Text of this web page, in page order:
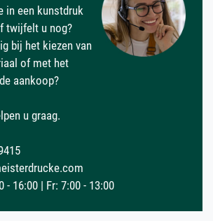
in een kunstdruk
twijfelt u nog?
bij het kiezen van
of met het
aankoop?
u graag.
- 16:00 | Fr: 7:00 - 13:00